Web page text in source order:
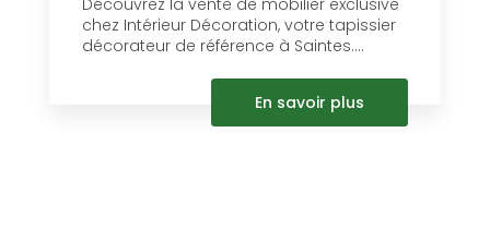
chez Intérieur Décoration, votre tapissier
décorateur de référence à Saintes....
En savoir plus